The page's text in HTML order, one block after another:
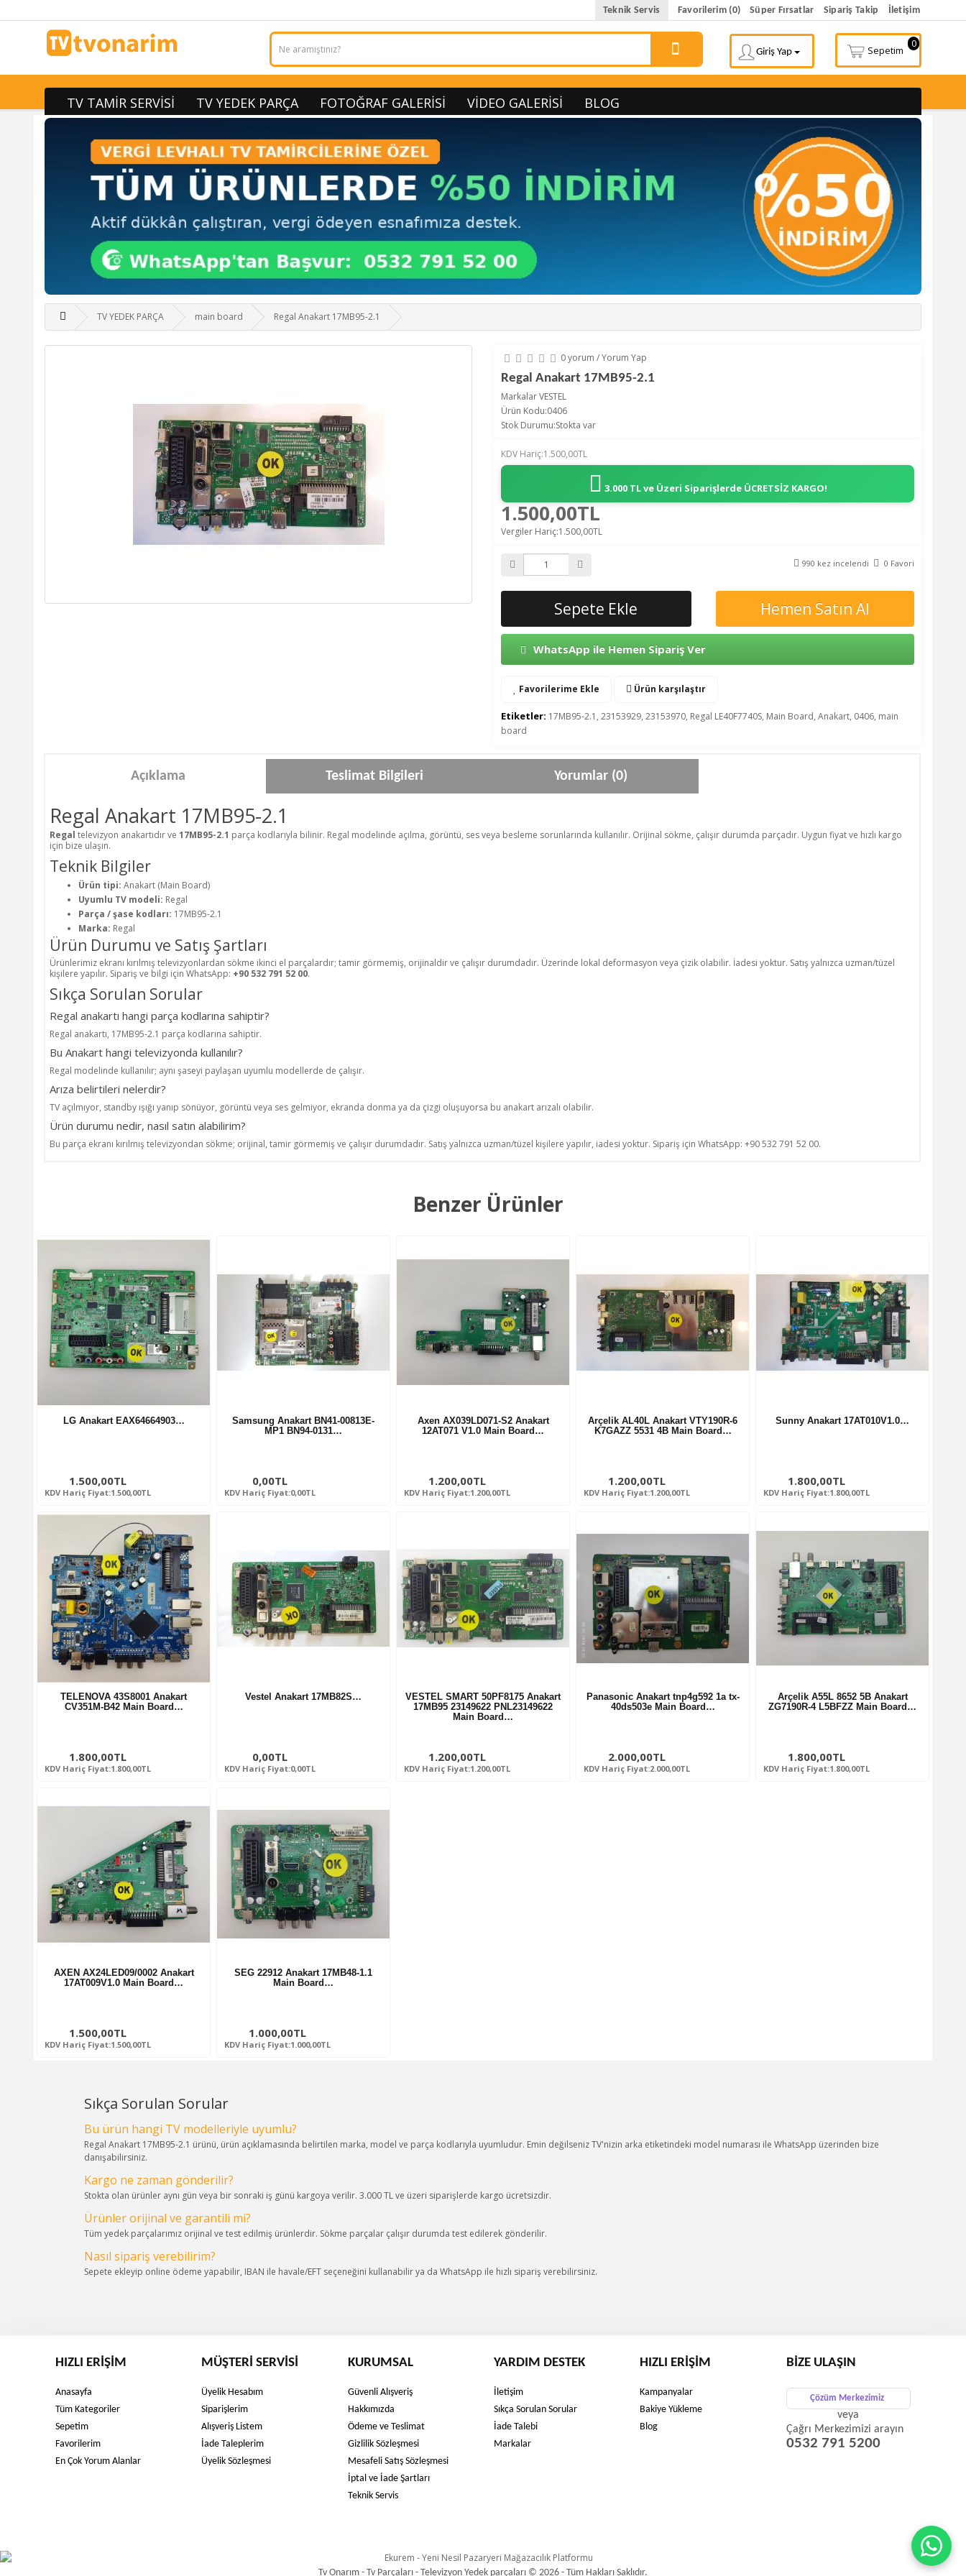
Teknik Servis Favorilerim (0) Süper Fırsatlar Sipariş Takip İletişim
0
Sepetim
Giriş Yap
TV TAMİR SERVİSİ TV YEDEK PARÇA FOTOĞRAF GALERISI VIDEO GALERISI BLOG
TV YEDEK PARÇA main board Regal Anakart 17MB95-2.1
0 yorum /Yorum Yap
Regal Anakart 17MB95-2.1
MarkalarVESTEL
Ürün Kodu:0406
Stok Durumu:Stokta var
KDV Hariç:1.500,00TL
3.000 TL ve Üzeri Siparişlerde ÜCRETSİZ KARGO!
1.500,00TL
Vergiler Hariç:1.500,00TL
990 kez incelendi 0 Favori
Sepete Ekle Hemen Satın Al
WhatsApp ile Hemen Sipariş Ver
Favorilerime Ekle Ürün karşılaştır
Etiketler: 17MB95-2.1 , 23153929, 23153970, Regal LE40F7740S, Main Board, Anakart, 0406, main
board
Açıklama Teslimat Bilgileri Yorumlar (0)
Regal Anakart 17MB95-2.1
Regal televizyon anakartıdır ve 17MB95-2.1 parça kodlarıyla bilinir. Regal modelinde açılma, görüntü, ses veya besleme sorunlarında kullanılır. Orijinal sökme, çalışır durumda parçadır. Uygun fiyat ve hızlı kargo
için bize ulaşın.
Teknik Bilgiler
Ürün tipi: Anakart (Main Board)
Uyumlu TV modeli: Regal
Parça / şase kodları: 17MB95-2.1
Marka: Regal
Ürün Durumu ve Satış Şartları
Ürünlerimiz ekranı kırılmış televizyonlardan sökme ikinci el parçalardır; tamir görmemiş, orijinaldir ve çalışır durumdadır. Üzerinde lokal deformasyon veya çizik olabilir. İadesi yoktur. Satış yalnızca uzman/tüzel
kişilere yapılır. Sipariş ve bilgi için WhatsApp: +90 532 791 52 00.
Sıkça Sorulan Sorular
Regal anakartı hangi parça kodlarına sahiptir?
Regal anakartı, 17MB95-2.1 parça kodlarına sahiptir.
Bu Anakart hangi televizyonda kullanılır?
Regal modelinde kullanılır; aynı şaseyi paylaşan uyumlu modellerde de çalışır.
Arıza belirtileri nelerdir?
TV açılmıyor, standby ışığı yanıp sönüyor, görüntü veya ses gelmiyor, ekranda donma ya da çizgi oluşuyorsa bu anakart arızalı olabilir.
Ürün durumu nedir, nasıl satın alabilirim?
Bu parça ekranı kırılmış televizyondan sökme; orijinal, tamir görmemiş ve çalışır durumdadır. Satış yalnızca uzman/tüzel kişilere yapılır, iadesi yoktur. Sipariş için WhatsApp: +90 532 791 52 00.
Benzer Ürünler
LG Anakart EAX64664903…
1.500,00TL
KDV Hariç Fiyat:1.500,00TL
Samsung Anakart BN41-00813E-
MP1 BN94-0131…
0,00TL
KDV Hariç Fiyat:0,00TL
Axen AX039LD071-S2 Anakart
12AT071 V1.0 Main Board…
1.200,00TL
KDV Hariç Fiyat:1.200,00TL
Arçelik AL40L Anakart VTY190R-6
K7GAZZ 5531 4B Main Board…
1.200,00TL
KDV Hariç Fiyat:1.200,00TL
Sunny Anakart 17AT010V1.0…
1.800,00TL
KDV Hariç Fiyat:1.800,00TL
TELENOVA 43S8001 Anakart
CV351M-B42 Main Board…
1.800,00TL
KDV Hariç Fiyat:1.800,00TL
Vestel Anakart 17MB82S…
0,00TL
KDV Hariç Fiyat:0,00TL
VESTEL SMART 50PF8175 Anakart
17MB95 23149622 PNL23149622
Main Board…
1.200,00TL
KDV Hariç Fiyat:1.200,00TL
Panasonic Anakart tnp4g592 1a tx-
40ds503e Main Board…
2.000,00TL
KDV Hariç Fiyat:2.000,00TL
Arçelik A55L 8652 5B Anakart
ZG7190R-4 L5BFZZ Main Board…
1.800,00TL
KDV Hariç Fiyat:1.800,00TL
AXEN AX24LED09/0002 Anakart
17AT009V1.0 Main Board…
1.500,00TL
KDV Hariç Fiyat:1.500,00TL
SEG 22912 Anakart 17MB48-1.1
Main Board…
1.000,00TL
KDV Hariç Fiyat:1.000,00TL
Sıkça Sorulan Sorular
Bu ürün hangi TV modelleriyle uyumlu?
Regal Anakart 17MB95-2.1 ürünü, ürün açıklamasında belirtilen marka, model ve parça kodlarıyla uyumludur. Emin değilseniz TV'nizin arka etiketindeki model numarası ile WhatsApp üzerinden bize
danışabilirsiniz.
Kargo ne zaman gönderilir?
Stokta olan ürünler aynı gün veya bir sonraki iş günü kargoya verilir. 3.000 TL ve üzeri siparişlerde kargo ücretsizdir.
Ürünler orijinal ve garantili mi?
Tüm yedek parçalarımız orijinal ve test edilmiş ürünlerdir. Sökme parçalar çalışır durumda test edilerek gönderilir.
Nasıl sipariş verebilirim?
Sepete ekleyip online ödeme yapabilir, IBAN ile havale/EFT seçeneğini kullanabilir ya da WhatsApp ile hızlı sipariş verebilirsiniz.
HIZLI ERIŞIM
Anasayfa
Tüm Kategoriler
Sepetim
Favorilerim
En Çok Yorum Alanlar
MÜŞTERI SERVISI
Üyelik Hesabım
Siparişlerim
Alışveriş Listem
İade Taleplerim
Üyelik Sözleşmesi
KURUMSAL
Güvenli Alışveriş
Hakkımızda
Ödeme ve Teslimat
Gizlilik Sözleşmesi
Mesafeli Satış Sözleşmesi
İptal ve İade Şartları
Teknik Servis
YARDIM DESTEK
İletişim
Sıkça Sorulan Sorular
İade Talebi
Markalar
HIZLI ERIŞIM
Kampanyalar
Bakiye Yükleme
Blog
BIZE ULAŞIN
Çözüm Merkezimiz
veya
Çağrı Merkezimizi arayın
0532 791 5200
Tv Onarım - Tv Parçaları - Televizyon Yedek parçaları © 2026 - Tüm Hakları Saklıdır.